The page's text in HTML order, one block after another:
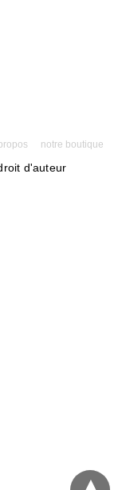
notre boutique
d'auteur